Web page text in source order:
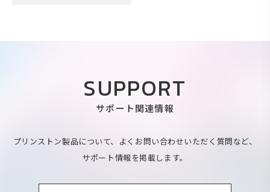
SUPPORT
サポート関連情報
プリンストン製品について、よくお問い合わせいただく質問など、
サポート情報を掲載します。